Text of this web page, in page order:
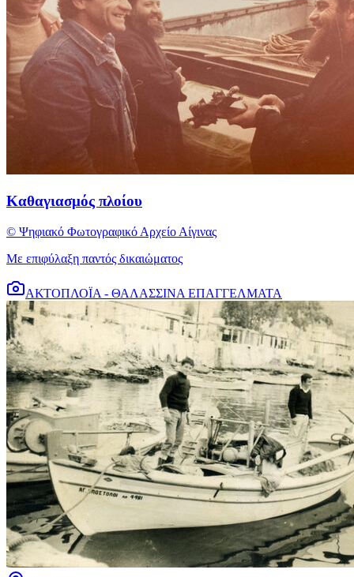
Καθαγιασμός πλοίου
© Ψηφιακό Φωτογραφικό Αρχείο Αίγινας
Με επιφύλαξη παντός δικαιώματος
ΑΚΤΟΠΛΟΪΑ - ΘΑΛΑΣΣΙΝΑ ΕΠΑΓΓΕΛΜΑΤΑ